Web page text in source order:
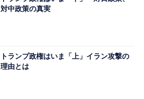
対中政策の真実
トランプ政権はいま「上」イラン攻撃の
理由とは